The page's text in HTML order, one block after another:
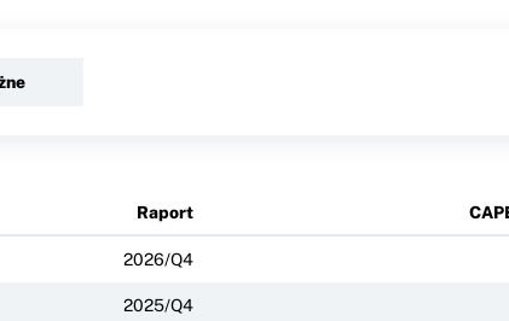
Raport
2026/Q4
2025/Q4